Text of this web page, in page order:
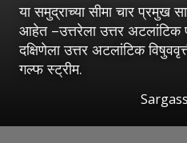
या समुद्राच्या सीमा चार प्रमुख
आहेत –उत्तरेला उत्तर अटलांटिक
दक्षिणेला उत्तर अटलांटिक
गल्फ स्ट्रीम.